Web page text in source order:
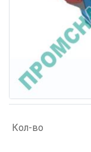
Кол-во